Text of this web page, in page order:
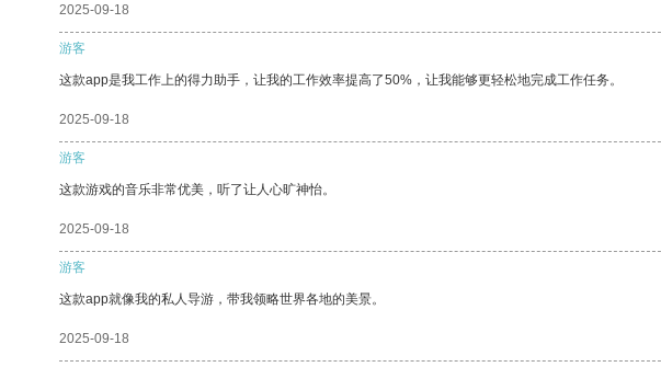
2025-09-18
游客
这款app是我工作上的得力助手，让我的工作效率提高了50%，让我能够更轻松地完成工作任务。
2025-09-18
游客
这款游戏的音乐非常优美，听了让人心旷神怡。
2025-09-18
游客
这款app就像我的私人导游，带我领略世界各地的美景。
2025-09-18